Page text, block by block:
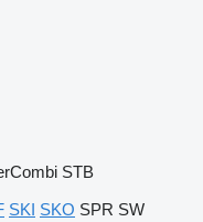
STB
SKI SKO SPR SW